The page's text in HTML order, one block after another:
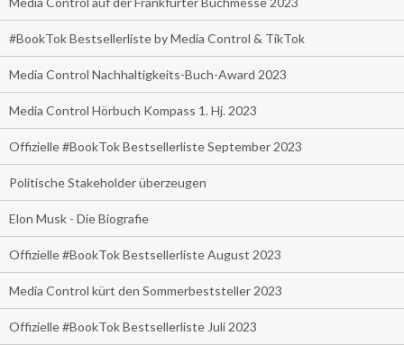
#BookTok Bestsellerliste by Media Control & TikTok
Media Control Nachhaltigkeits-Buch-Award 2023
Media Control Hörbuch Kompass 1. Hj. 2023
Offizielle #BookTok Bestsellerliste September 2023
Politische Stakeholder überzeugen
Elon Musk - Die Biografie
Offizielle #BookTok Bestsellerliste August 2023
Media Control kürt den Sommerbeststeller 2023
Offizielle #BookTok Bestsellerliste Juli 2023